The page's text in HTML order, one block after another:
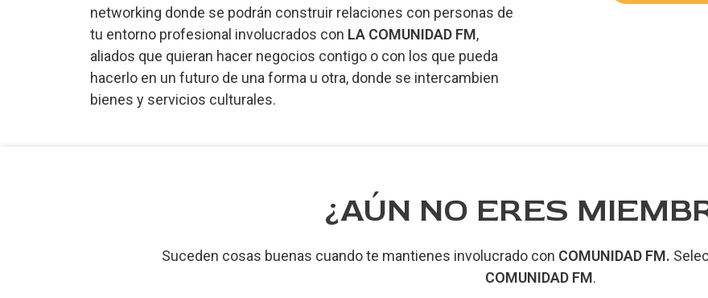
networking donde se podrán construir relaciones con personas de
tu entorno profesional involucrados con LA COMUNIDAD FM,
aliados que quieran hacer negocios contigo o con los que pueda
hacerlo en un futuro de una forma u otra, donde se intercambien
bienes y servicios culturales.
¿AÚN NO ERES
Suceden cosas buenas cuando te mantienes involucrado con COMUNIDAD FM.
COMUNIDAD FM.